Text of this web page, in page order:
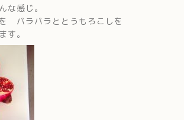
感じ。
パラパラととうもろこしを
す。